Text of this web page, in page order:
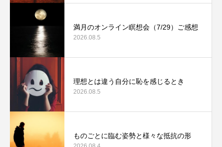
満月のオンライン瞑想会（7/29）ご感想
2026.08.5
理想とは違う自分に恥を感じるとき
2026.08.5
ものごとに臨む姿勢と様々な抵抗の形
2026.08.4